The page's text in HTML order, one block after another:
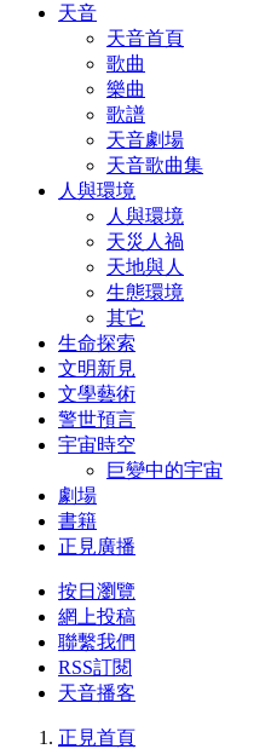
天音
天音首頁
歌曲
樂曲
歌譜
天音劇場
天音歌曲集
人與環境
人與環境
天災人禍
天地與人
生態環境
其它
生命探索
文明新見
文學藝術
警世預言
宇宙時空
巨變中的宇宙
劇場
書籍
正見廣播
按日瀏覽
網上投稿
聯繫我們
RSS訂閱
天音播客
正見首頁